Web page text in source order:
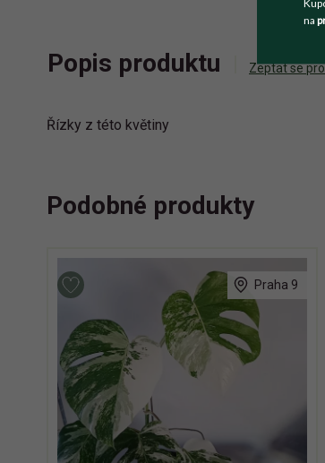
Popis produktu Zeptat se
Řízky z této květiny
Podobné produkty
Praha 9
na